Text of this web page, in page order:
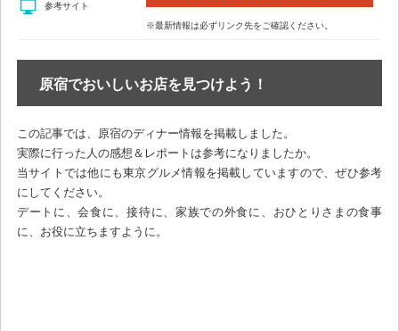
参考サイト
※最新情報は必ずリンク先をご確認ください。
原宿でおいしいお店を見つけよう！
この記事では、原宿のディナー情報を掲載しました。
実際に行った人の感想＆レポートは参考になりましたか。
当サイトでは他にも東京グルメ情報を掲載していますので、ぜひ参考
にしてください。
デートに、会食に、接待に、家族での外食に、おひとりさまの食事
に、お役に立ちますように。